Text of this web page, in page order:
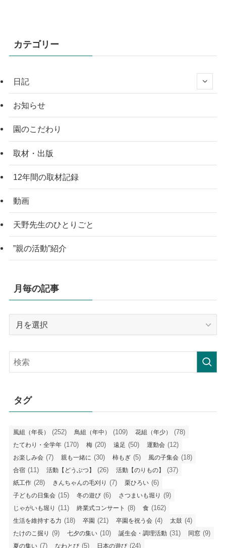
カテゴリー
日記
お知らせ
園のこだわり
取材・出版
12年間の取材記録
動画
天野先生のひとりごと
”親の活動”紹介
月毎の記事
記
タグ
風組（年長） (252) 鳥組（年中） (109) 花組（年少） (78)
たてわり・全学年 (170) 梅 (20) 遠足 (50) 運動会 (12)
お楽しみ会 (7) 親も一緒に (30) 柿もぎ (5) 風の子集会 (18)
合宿 (11) 活動【どうぶつ】 (26) 活動【のりもの】 (37)
紙工作 (28) きんちゃんの毛刈り (7) 栗ひろい (6)
子どもの日集会 (15) 冬の遊び (6) さつまいも堀り (9)
じゃがいも堀り (11) 終業式コンサート (8) 食 (162)
生活を維持する力 (18) 卒園 (21) 卒園を祝う会 (4) 太鼓 (4)
たけのこ掘り (9) 七夕の集い (10) 誕生会・調理活動 (31) 同窓 (9)
夏の集い (7) なわとび (5) 日本の遊び (24)